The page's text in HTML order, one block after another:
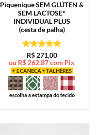
Piquenique SEM GLÚTEN &
SEM LACTOSE*
INDIVIDUAL PLUS
(cesta de palha)
Avaliação5
de 5
R$271,00
ou R$ 262,87com Pix
+ 1 CANECA + TALHERES
escolha a estampa do tecido